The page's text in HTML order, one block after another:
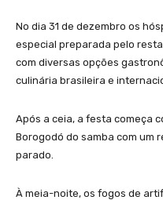
No dia 31 de dezembro os
especial preparada pelo
com diversas opções
culinária brasileira e
Após a ceia, a festa começa
Borogodó do samba com um
parado.
À meia-noite, os fogos de